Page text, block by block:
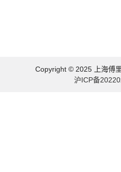
Copyright © 2025 上海傅
沪ICP备